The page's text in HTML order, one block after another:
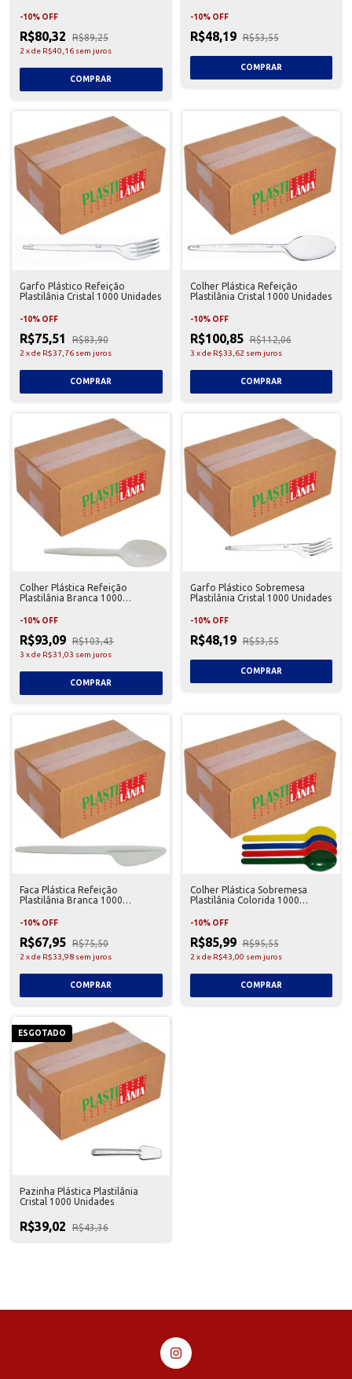
-10% OFF
R$80,32 R$89,25
2 xde R$40,16 sem juros
-10% OFF
R$48,19 R$53,55
Garfo Plástico Refeição
Plastilânia Cristal 1000 Unidades
-10% OFF
R$75,51 R$83,90
2 xde R$37,76 sem juros
Colher Plástica Refeição
Plastilânia Cristal 1000 Unidades
-10% OFF
R$100,85 R$112,06
3 xde R$33,62 sem juros
Colher Plástica Refeição
Plastilânia Branca 1000
-10% OFF
R$93,09 R$103,43
3 xde R$31,03 sem juros
Garfo Plástico Sobremesa
Plastilânia Cristal 1000 Unidades
-10% OFF
R$48,19 R$53,55
Faca Plástica Refeição
Plastilânia Branca 1000
-10% OFF
R$67,95 R$75,50
2 xde R$33,98 sem juros
Colher Plástica Sobremesa
Plastilânia Colorida 1000
-10% OFF
R$85,99 R$95,55
2 xde R$43,00 sem juros
ESGOTADO
Pazinha Plástica Plastilânia
Cristal 1000 Unidades
R$39,02 R$43,36